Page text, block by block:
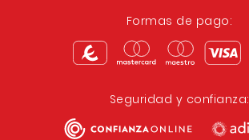
Formas de pago:
Seguridad y confianza: